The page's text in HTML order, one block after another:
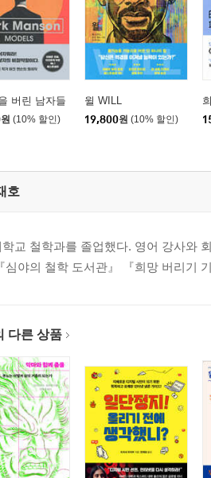
버린 남자들
원 (10% 할인)
윌 WILL
19,800원 (10% 할인)
호
학교 철학과를 졸업했다. 영어 강사와
심야의 철학 도서관』 『희망 버리기
다른 상품